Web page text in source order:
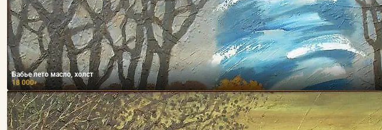
Бабье лето масло, холст
18 000₽